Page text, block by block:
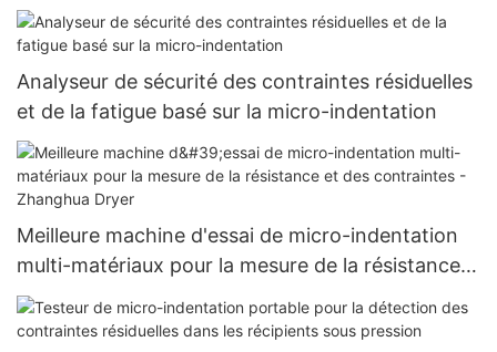
Analyseur de sécurité des contraintes résiduelles
et de la fatigue basé sur la micro-indentation
Meilleure machine d'essai de micro-indentation
multi-matériaux pour la mesure de la résistance
et des contraintes - Zhanghua Dryer